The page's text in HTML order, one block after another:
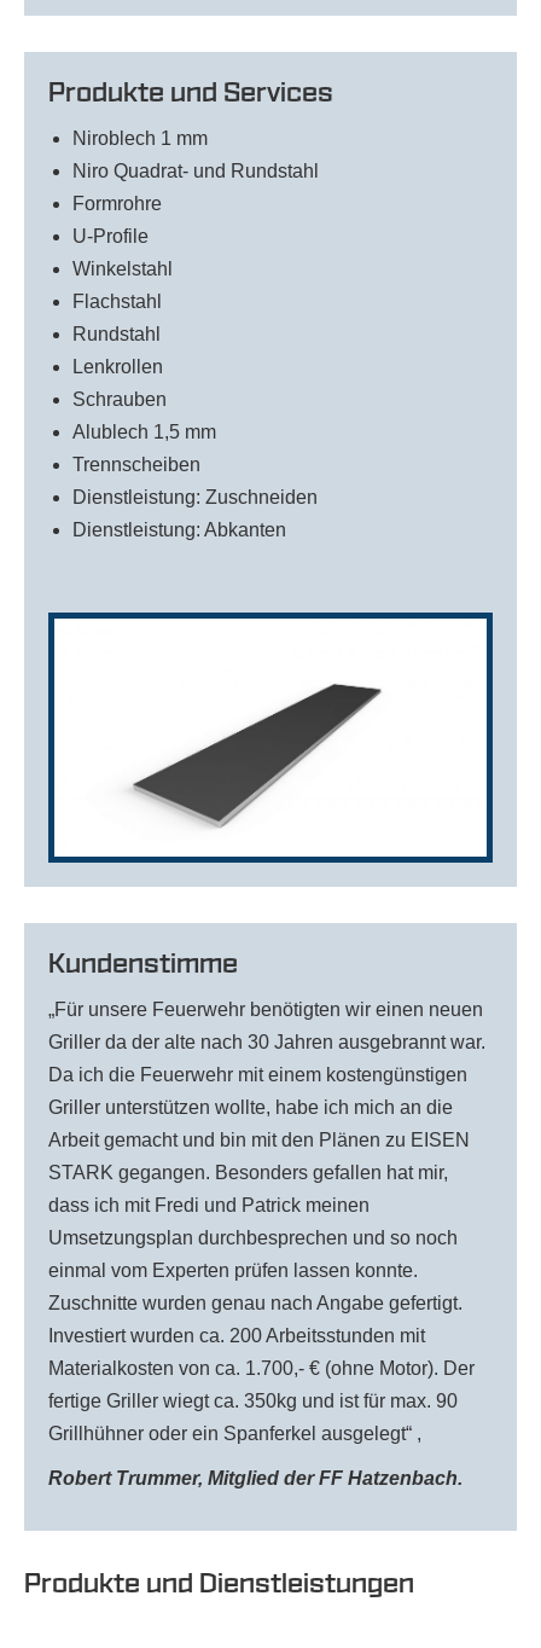
Produkte und Services
Niroblech 1 mm
Niro Quadrat- und Rundstahl
Formrohre
U-Profile
Winkelstahl
Flachstahl
Rundstahl
Lenkrollen
Schrauben
Alublech 1,5 mm
Trennscheiben
Dienstleistung: Zuschneiden
Dienstleistung: Abkanten
Kundenstimme
„Für unsere Feuerwehr benötigten wir einen neuen
Griller da der alte nach 30 Jahren ausgebrannt war.
Da ich die Feuerwehr mit einem kostengünstigen
Griller unterstützen wollte, habe ich mich an die
Arbeit gemacht und bin mit den Plänen zu EISEN
STARK gegangen. Besonders gefallen hat mir,
dass ich mit Fredi und Patrick meinen
Umsetzungsplan durchbesprechen und so noch
einmal vom Experten prüfen lassen konnte.
Zuschnitte wurden genau nach Angabe gefertigt.
Investiert wurden ca. 200 Arbeitsstunden mit
Materialkosten von ca. 1.700,- € (ohne Motor). Der
fertige Griller wiegt ca. 350kg und ist für max. 90
Grillhühner oder ein Spanferkel ausgelegt“ ,
Robert Trummer, Mitglied der FF Hatzenbach.
Produkte und Dienstleistungen